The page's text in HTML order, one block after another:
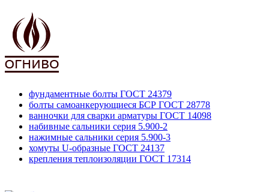
фундаментные болты ГОСТ 24379
болты самоанкерующиеся БСР ГОСТ 28778
ванночки для сварки арматуры ГОСТ 14098
набивные сальники серия 5.900-2
нажимные сальники серия 5.900-3
хомуты U-образные ГОСТ 24137
крепления теплоизоляции ГОСТ 17314